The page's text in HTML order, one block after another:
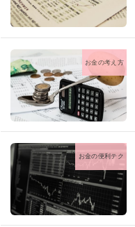
お金の考え方
お金の便利テク